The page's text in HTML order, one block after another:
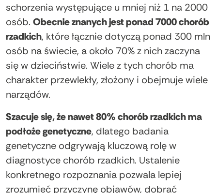
schorzenia występujące u mniej niż 1 na 2000
osób. Obecnie znanych jest ponad 7000 chorób
rzadkich, które łącznie dotyczą ponad 300 mln
osób na świecie, a około 70% z nich zaczyna
się w dzieciństwie. Wiele z tych chorób ma
charakter przewlekły, złożony i obejmuje wiele
narządów.
Szacuje się, że nawet 80% chorób rzadkich ma
podłoże genetyczne, dlatego badania
genetyczne odgrywają kluczową rolę w
diagnostyce chorób rzadkich. Ustalenie
konkretnego rozpoznania pozwala lepiej
zrozumieć przyczynę objawów, dobrać